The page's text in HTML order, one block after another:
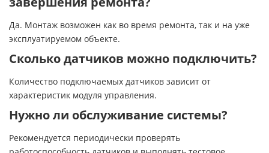
Да. Монтаж возможен как во время ремонта, так и на уже
эксплуатируемом объекте.
Сколько датчиков можно подключить?
Количество подключаемых датчиков зависит от
характеристик модуля управления.
Нужно ли обслуживание системы?
Рекомендуется периодически проверять